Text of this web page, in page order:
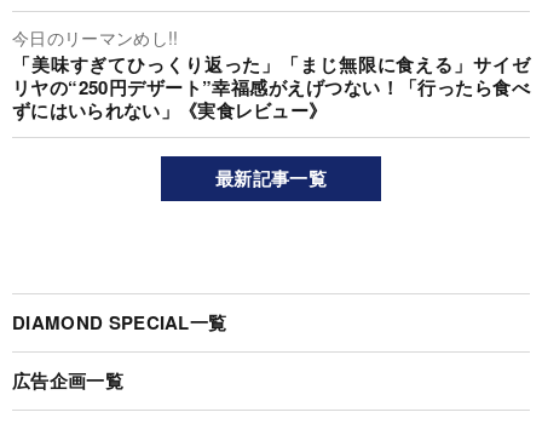
今日のリーマンめし!!
「美味すぎてひっくり返った」「まじ無限に食える」サイゼ
リヤの“250円デザート”幸福感がえげつない！「行ったら食べ
ずにはいられない」《実食レビュー》
最新記事一覧
DIAMOND SPECIAL一覧
広告企画一覧